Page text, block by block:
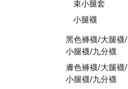
束小腿套
小腿襪
黑色褲襪/大腿襪/
小腿襪/九分襪
膚色褲襪/大腿襪/
小腿襪/九分襪